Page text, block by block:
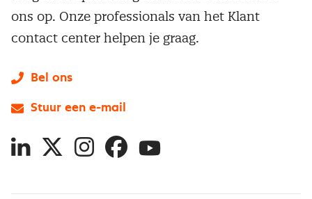
ons op. Onze professionals van het Klant
contact center helpen je graag.
Bel ons
Stuur een e-mail
LinkedIn
X InstagramFacebookYouTube